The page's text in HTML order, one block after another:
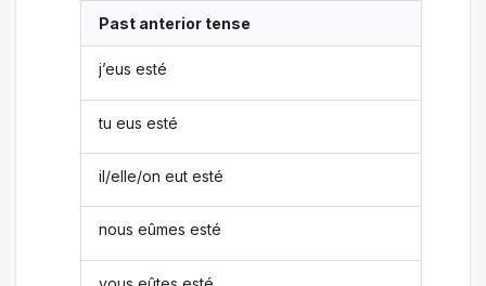
Past anterior tense
j’eus esté
tu eus esté
il/elle/on eut esté
nous eûmes esté